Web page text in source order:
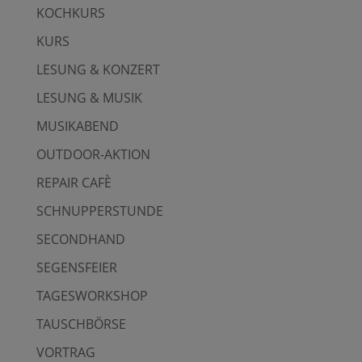
KOCHKURS
KURS
LESUNG & KONZERT
LESUNG & MUSIK
MUSIKABEND
OUTDOOR-AKTION
REPAIR CAFÈ
SCHNUPPERSTUNDE
SECONDHAND
SEGENSFEIER
TAGESWORKSHOP
TAUSCHBÖRSE
VORTRAG